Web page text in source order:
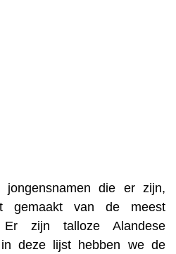
jongensnamen die er zijn,
gemaakt van de meest
zijn talloze Alandese
in deze lijst hebben we de